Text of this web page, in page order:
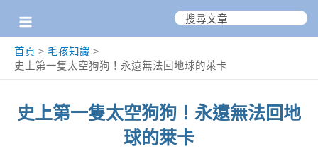
搜
首頁
毛孩知識
史上第一隻太空狗狗！永遠無法回地球的萊卡
史上第一隻太空狗狗！永遠無法回地
球的萊卡